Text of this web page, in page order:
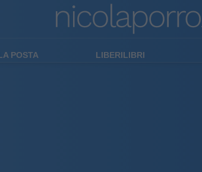
POSTA LIBERILIBRI